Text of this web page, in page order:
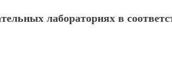
лабораториях в